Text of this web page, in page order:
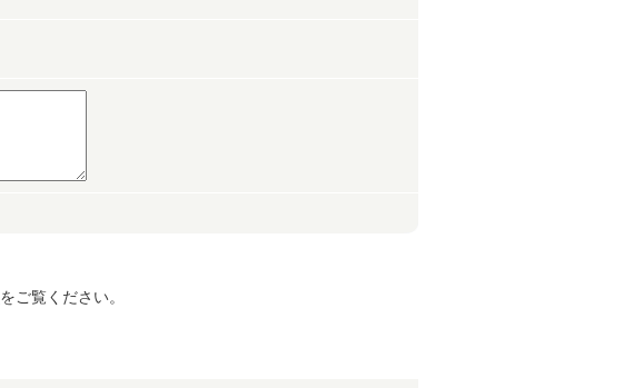
をご覧ください。